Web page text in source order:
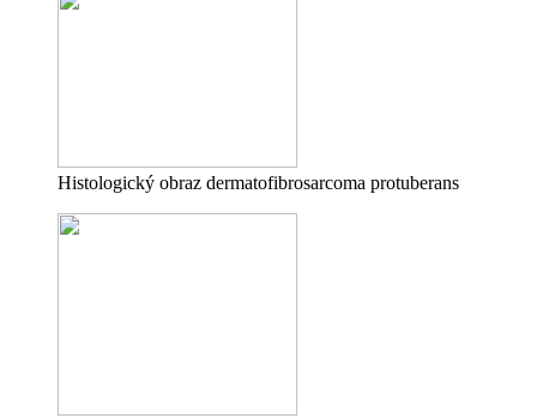
Histologický obraz dermatofibrosarcoma protuberans